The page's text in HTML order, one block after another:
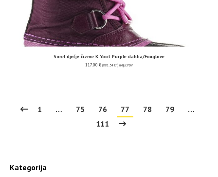
Sorel dječje čizme K Yoot Purple dahlia/Foxglove
117.00 € (881.54 kn) uključ. PDV
1 … 75 76 77 78 79
…
111
Kategorija